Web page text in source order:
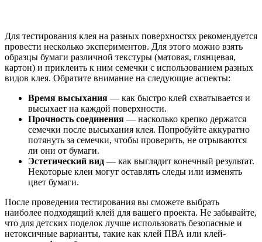
Для тестирования клея на разных поверхностях рекомендуется
провести несколько экспериментов. Для этого можно взять
образцы бумаги различной текстуры (матовая, глянцевая,
картон) и приклеить к ним семечки с использованием разных
видов клея. Обратите внимание на следующие аспекты:
Время высыхания — как быстро клей схватывается и
высыхает на каждой поверхности.
Прочность соединения — насколько крепко держатся
семечки после высыхания клея. Попробуйте аккуратно
потянуть за семечки, чтобы проверить, не отрываются
ли они от бумаги.
Эстетический вид — как выглядит конечный результат.
Некоторые клеи могут оставлять следы или изменять
цвет бумаги.
После проведения тестирования вы сможете выбрать
наиболее подходящий клей для вашего проекта. Не забывайте,
что для детских поделок лучше использовать безопасные и
нетоксичные варианты, такие как клей ПВА или клей-